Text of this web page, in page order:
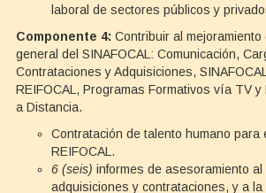
laboral de sectores públicos y
Componente 4: Contribuir al mejoramiento
general del SINAFOCAL: Comunicación,
Contrataciones y Adquisiciones,
REIFOCAL, Programas Formativos vía TV y
a Distancia.
Contratación de talento humano para
REIFOCAL.
6 (seis) informes de asesoramiento al
adquisiciones y contrataciones, y a